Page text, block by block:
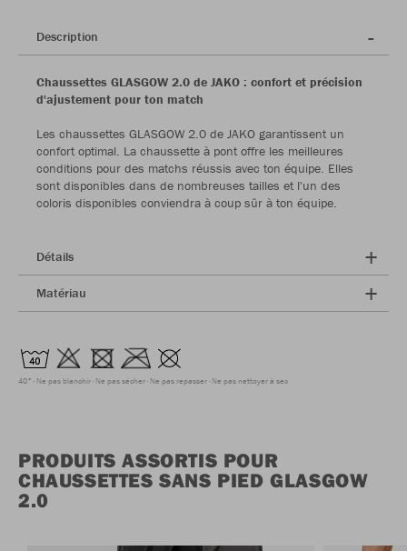
Description
Chaussettes GLASGOW 2.0 de JAKO : confort et précision
d'ajustement pour ton match
Les chaussettes GLASGOW 2.0 de JAKO garantissent un
confort optimal. La chaussette à pont offre les meilleures
conditions pour des matchs réussis avec ton équipe. Elles
sont disponibles dans de nombreuses tailles et l'un des
coloris disponibles conviendra à coup sûr à ton équipe.
Détails
Matériau
40° Ne pas blanchir Ne pas sécher Ne pas repasser Ne pas nettoyer à sec
PRODUITS ASSORTIS POUR
CHAUSSETTES SANS PIED GLASGOW
2.0